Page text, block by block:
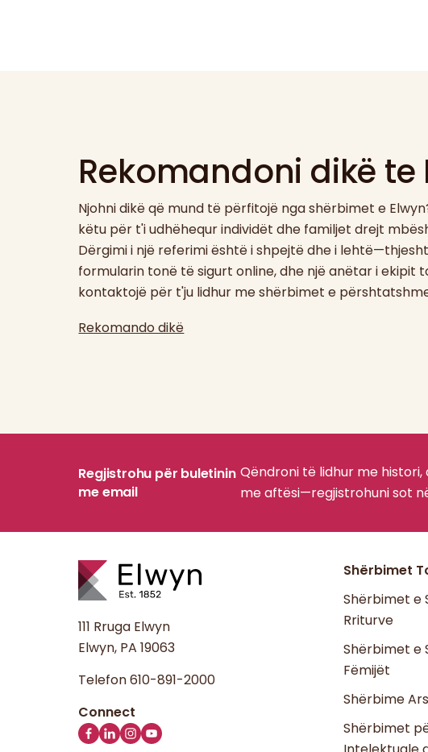
Rekomandoni dikë te
Njohni dikë që mund të përfitojë nga shërbimet e
këtu për t'i udhëhequr individët dhe familjet drejt
Dërgimi i një referimi është i shpejtë dhe i
formularin tonë të sigurt online, dhe një anëtar i ekipit
kontaktojë për t'ju lidhur me shërbimet e
Rekomando dikë
Regjistrohu për buletinin
me email
Qëndroni të lidhur me
me aftësi—regjistrohuni sot
111 Rruga Elwyn
Elwyn, PA 19063
Telefon610-891-2000
Shërbimet
Shërbimet e
Rriturve
Shërbimet e
Fëmijët
Shërbime
Shërbimet